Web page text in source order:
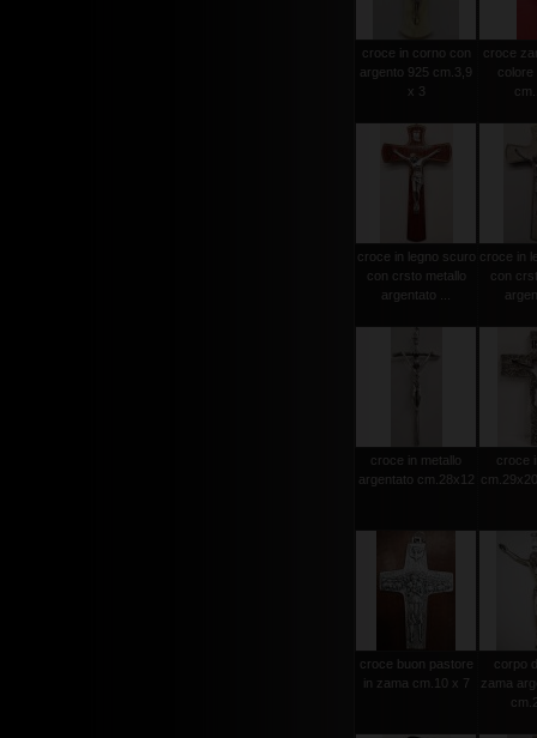
croce in corno con
argento 925 cm.3,9
x 3
croce
colore
croce in legno scuro
con crsto metallo
argentato ...
croce in
con
croce in metallo
argentato cm.28x12
croce
croce buon pastore
in zama cm.10 x 7
corpo
zama